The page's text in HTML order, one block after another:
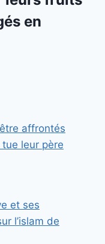
en
affrontés
leur père
et ses
l’islam de